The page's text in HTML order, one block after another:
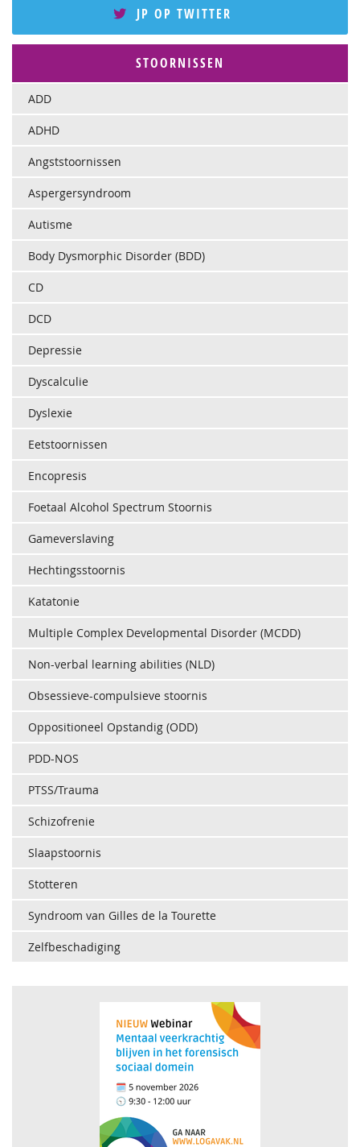
JP OP TWITTER
STOORNISSEN
ADD
ADHD
Angststoornissen
Aspergersyndroom
Autisme
Body Dysmorphic Disorder (BDD)
CD
DCD
Depressie
Dyscalculie
Dyslexie
Eetstoornissen
Encopresis
Foetaal Alcohol Spectrum Stoornis
Gameverslaving
Hechtingsstoornis
Katatonie
Multiple Complex Developmental Disorder (MCDD)
Non-verbal learning abilities (NLD)
Obsessieve-compulsieve stoornis
Oppositioneel Opstandig (ODD)
PDD-NOS
PTSS/Trauma
Schizofrenie
Slaapstoornis
Stotteren
Syndroom van Gilles de la Tourette
Zelfbeschadiging